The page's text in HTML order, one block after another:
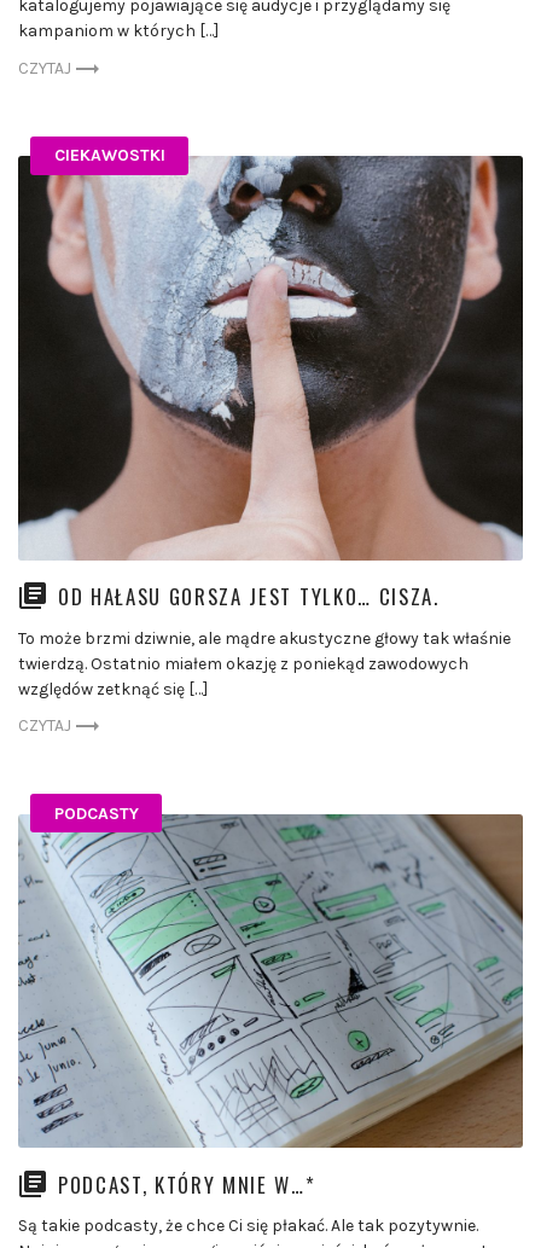
katalogujemy pojawiające się audycje i przyglądamy się
kampaniom w których […]
CZYTAJ
CIEKAWOSTKI
OD HAŁASU GORSZA JEST TYLKO… CISZA.
To może brzmi dziwnie, ale mądre akustyczne głowy tak właśnie
twierdzą. Ostatnio miałem okazję z poniekąd zawodowych
względów zetknąć się […]
CZYTAJ
PODCASTY
PODCAST, KTÓRY MNIE W…*
Są takie podcasty, że chce Ci się płakać. Ale tak pozytywnie.